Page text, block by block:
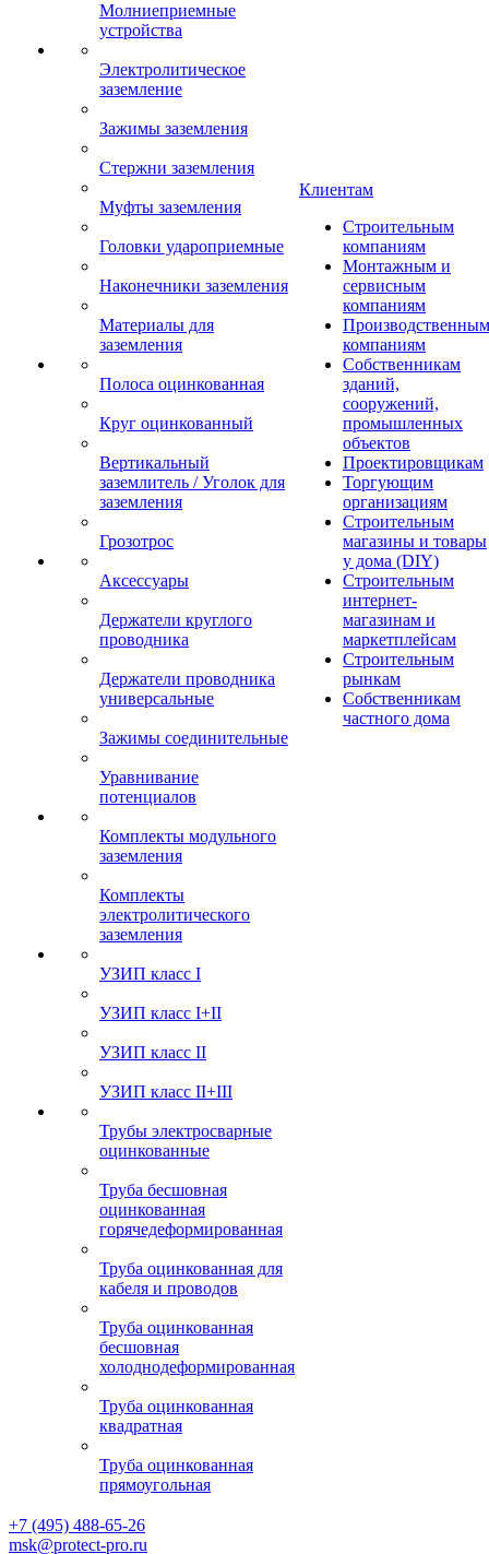
Молниеприемные
устройства
Электролитическое
заземление
Зажимы заземления
Стержни заземления
Муфты заземления
Головки удароприемные
Наконечники заземления
Материалы для
заземления
Полоса оцинкованная
Круг оцинкованный
Вертикальный
заземлитель / Уголок для
заземления
Грозотрос
Аксессуары
Держатели круглого
проводника
Держатели проводника
универсальные
Зажимы соединительные
Уравнивание
потенциалов
Комплекты модульного
заземления
Комплекты
электролитического
заземления
УЗИП класс I
УЗИП класс I+II
УЗИП класс II
УЗИП класс II+III
Трубы электросварные
оцинкованные
Труба бесшовная
оцинкованная
горячедеформированная
Труба оцинкованная для
кабеля и проводов
Труба оцинкованная
бесшовная
холоднодеформированная
Труба оцинкованная
квадратная
Труба оцинкованная
прямоугольная
Клиентам
Строительным
компаниям
Монтажным и
сервисным
компаниям
Производственным
компаниям
Собственникам
зданий,
сооружений,
промышленных
объектов
Проектировщикам
Торгующим
организациям
Строительным
магазины и товары
у дома (DIY)
Строительным
интернет-
магазинам и
маркетплейсам
Строительным
рынкам
Собственникам
частного дома
+7 (495) 488-65-26
msk@protect-pro.ru